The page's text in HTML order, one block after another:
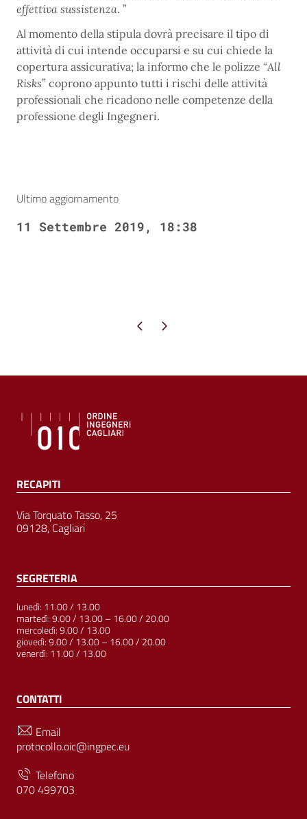
effettiva sussistenza. ”
Al momento della stipula dovrà precisare il tipo di
attività di cui intende occuparsi e su cui chiede la
copertura assicurativa; la informo che le polizze “All
Risks” coprono appunto tutti i rischi delle attività
professionali che ricadono nelle competenze della
professione degli Ingegneri.
Ultimo aggiornamento
11 Settembre 2019, 18:38
Pagina precedente
Pagina successiva
RECAPITI
Via Torquato Tasso, 25
09128, Cagliari
SEGRETERIA
lunedì: 11.00 / 13.00
martedì: 9.00 / 13.00 – 16.00 / 20.00
mercoledì: 9.00 / 13.00
giovedì: 9.00 / 13.00 – 16.00 / 20.00
venerdì: 11.00 / 13.00
CONTATTI
Email
protocollo.oic@ingpec.eu
Telefono
070 499703